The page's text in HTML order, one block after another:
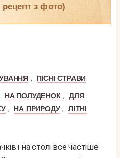
рецепт з фото)
, ПІСНІ СТРАВИ
НА ПОЛУДЕНОК , ДЛЯ
, НА ПРИРОДУ , ЛІТНІ
і на столі все частіше